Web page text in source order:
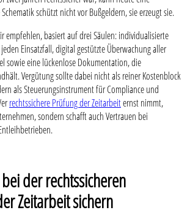
schützt nicht vor Bußgeldern, sie erzeugt sie.
empfehlen, basiert auf drei Säulen: individualisierte
Einsatzfall, digital gestützte Überwachung aller
sowie eine lückenlose Dokumentation, die
Vergütung sollte dabei nicht als reiner Kostenblock
als Steuerungsinstrument für Compliance und
rechtssichere Prüfung der Zeitarbeiternst nimmt,
sondern schafft auch Vertrauen bei
der rechtssicheren
Zeitarbeit sichern